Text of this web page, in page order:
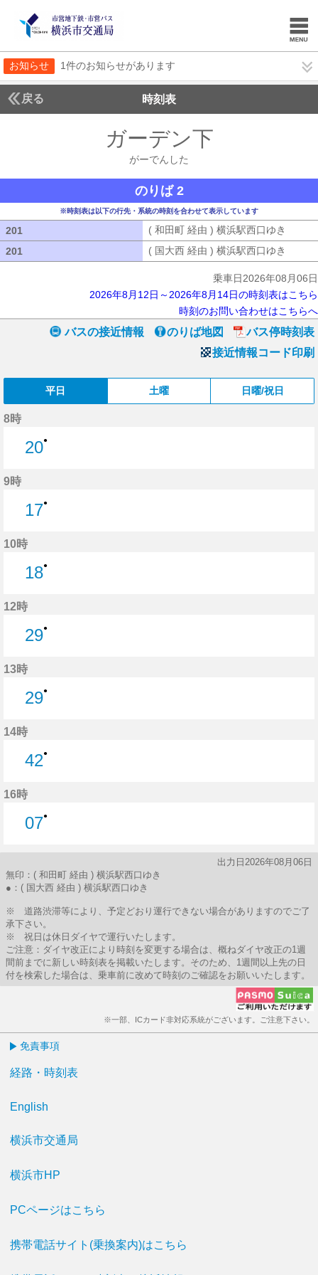
お知らせ 1件のお知らせがあります
戻る 時刻表
ガーデン下
がーでんした
のりば 2
※時刻表は以下の行先・系統の時刻を合わせて表示しています
201 ( 和田町 経由 ) 横浜駅西口ゆき
201
( 国大西 経由 ) 横浜駅西口ゆき
乗車日2026年08月06日
2026年8月12日～2026年8月14日の時刻表はこちら
時刻のお問い合わせはこちらへ
バスの接近情報 のりば地図
バス停時刻表
接近情報コード印刷
平日 土曜 日曜/祝日
8時
20●
9時
17●
10時
18●
12時
29●
13時
29●
14時
42●
16時
07●
出力日2026年08月06日
無印：( 和田町 経由 ) 横浜駅西口ゆき
●：( 国大西 経由 ) 横浜駅西口ゆき
※ 道路渋滞等により、予定どおり運行できない場合がありますのでご了
承下さい。
※ 祝日は休日ダイヤで運行いたします。
ご注意：ダイヤ改正により時刻を変更する場合は、概ねダイヤ改正の1週
間前までに新しい時刻表を掲載いたします。そのため、1週間以上先の日
付を検索した場合は、乗車前に改めて時刻のご確認をお願いいたします。
※一部、ICカード非対応系統がございます。ご注意下さい。
免責事項
経路・時刻表
English
横浜市交通局
横浜市HP
PCページはこちら
携帯電話サイト(乗換案内)はこちら